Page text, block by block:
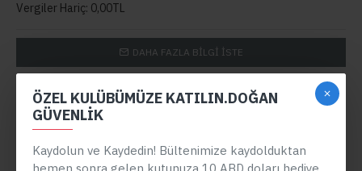
ÖZEL KULÜBÜMÜZE KATILIN.DOĞAN
GÜVENLIK
Kaydolun ve Kaydedin! Bültenimize kaydolduktan
Vergiler Hariç: 0,00TL
DAHA FAZLA BILGI ISTE